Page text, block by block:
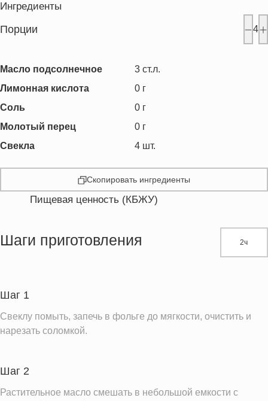
Ингредиенты
Порции 4
Масло подсолнечное 3 ст.л.
Лимонная кислота
0 г
Соль
0 г
Молотый перец
0 г
Свекла
4 шт.
Скопировать ингредиенты
Пищевая ценность (КБЖУ)
Жиры
Пищевые волокна
Сахар
Вода
Магний
Кальций
40.0 мг
Шаги приготовления 2ч
Шаг 1
Свеклу помыть, запечь в фольге до мягкости, очистить и
нарезать соломкой.
Шаг 2
Растительное масло смешать в небольшой емкости с